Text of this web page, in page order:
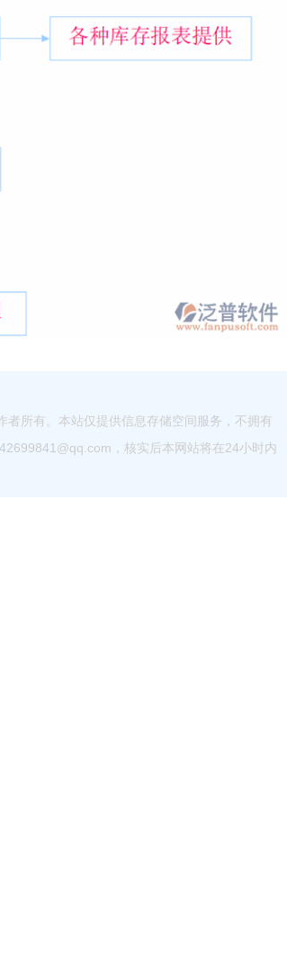
所有。本站仅提供信息存储空间服务，不拥有
，核实后本网站将在24小时内